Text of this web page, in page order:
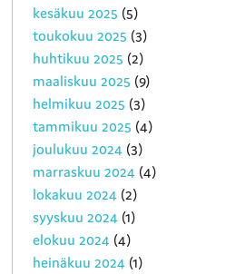
kesäkuu 2025 (5)
toukokuu 2025 (3)
huhtikuu 2025 (2)
maaliskuu 2025 (9)
helmikuu 2025 (3)
tammikuu 2025 (4)
joulukuu 2024 (3)
marraskuu 2024 (4)
lokakuu 2024 (2)
syyskuu 2024 (1)
elokuu 2024 (4)
heinäkuu 2024 (1)